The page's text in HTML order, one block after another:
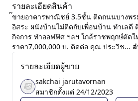
รายละเอียดสินค้า
ขายอาคารพาณิชย์ 3.5ชั้น ติดถนนบางพร
อิสระ ผนังบ้านไม่ติดกับเพื่อนบ้าน ทำเลดี
กิจการ ทำออฟฟิศ ฯลฯ ใกล้ราชพฤกษ์ตัดใ
ราคา7,000,000 บ. ติดต่อ คุณ ประวิช...
รายละเอียดผู้ขาย
sakchai jarutavornan
สมาชิกตั้งแต่ 24/12/2023